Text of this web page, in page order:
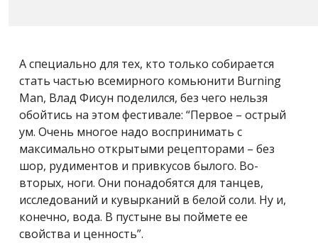
А специально для тех, кто только собирается
стать частью всемирного комьюнити Burning
Man, Влад Фисун поделился, без чего нельзя
обойтись на этом фестивале: “Первое – острый
ум. Очень многое надо воспринимать с
максимально открытыми рецепторами – без
шор, рудиментов и привкусов былого. Во-
вторых, ноги. Они понадобятся для танцев,
исследований и кувырканий в белой соли. Ну и,
конечно, вода. В пустыне вы поймете ее
свойства и ценность”.